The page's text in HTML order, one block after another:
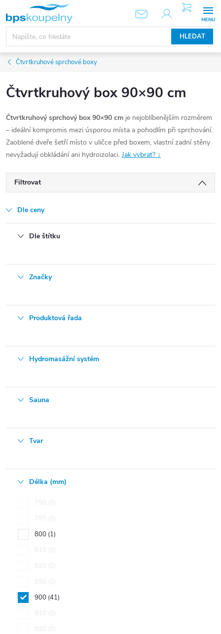
obsah
HLEDAT
NÁKUPNÍ
KOŠÍK
Čtvrtkruhové sprchové boxy
Čtvrtkruhový box 90×90 cm
Čtvrtkruhový sprchový box 90×90 cm je nejoblíbenějším rozměrem
– ideální kompromis mezi úsporou místa a pohodlím při sprchování.
Zaoblené dveře šetří místo v uličce před boxem, vlastní zadní stěny
nevyžadují obkládání ani hydroizolaci. Jak vybrat? ↓
Filtrovat
Dle ceny
Dle štítku
Značky
Produktová řada
Hydromasážní systém
Sauna
Tvar
Délka (mm)
790
0
795
0
800 1
810
0
820
0
890
0
900 41
910
0
920
0